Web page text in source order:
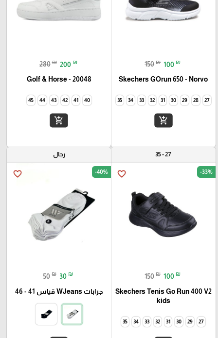
150 ₪ 100 ₪
Skechers GOrun 650 - Norvo
27
28
29
30
31
32
33
34
35
add_shopping_cart
280 ₪ 200 ₪
Golf & Horse - 20048
40
41
42
43
44
45
add_shopping_cart
27 - 35
favorite_border -33%
150 ₪ 100 ₪
Skechers Tenis Go Run 400 V2
kids
27
29
30
31
32
33
34
35
رجال
favorite_border -40%
50 ₪ 30 ₪
جرابات WJeans قياس 41 - 46